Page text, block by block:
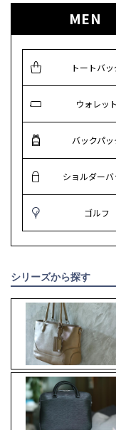
MEN
トートバ
ウォレット
バックパッ
ショルダー
ゴルフ
シリーズから探す